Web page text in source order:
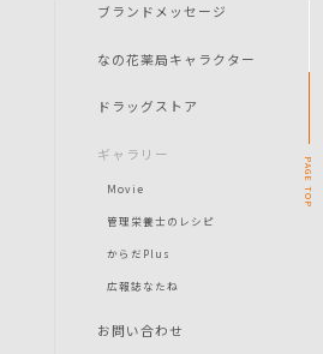
ブランドメッセージ
なの花薬局キャラクター
ドラッグストア
ギャラリー
Movie
管理栄養士のレシピ
からだPlus
広報誌なたね
お問い合わせ
PAGE
TOP